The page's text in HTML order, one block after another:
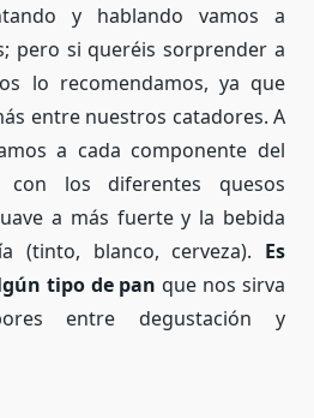
y hablando vamos a
pero si queréis sorprender a
lo recomendamos, ya que
entre nuestros catadores. A
a cada componente del
con los diferentes quesos
a más fuerte y la bebida
(tinto, blanco, cerveza). Es
tipo de pan que nos sirva
entre degustación y